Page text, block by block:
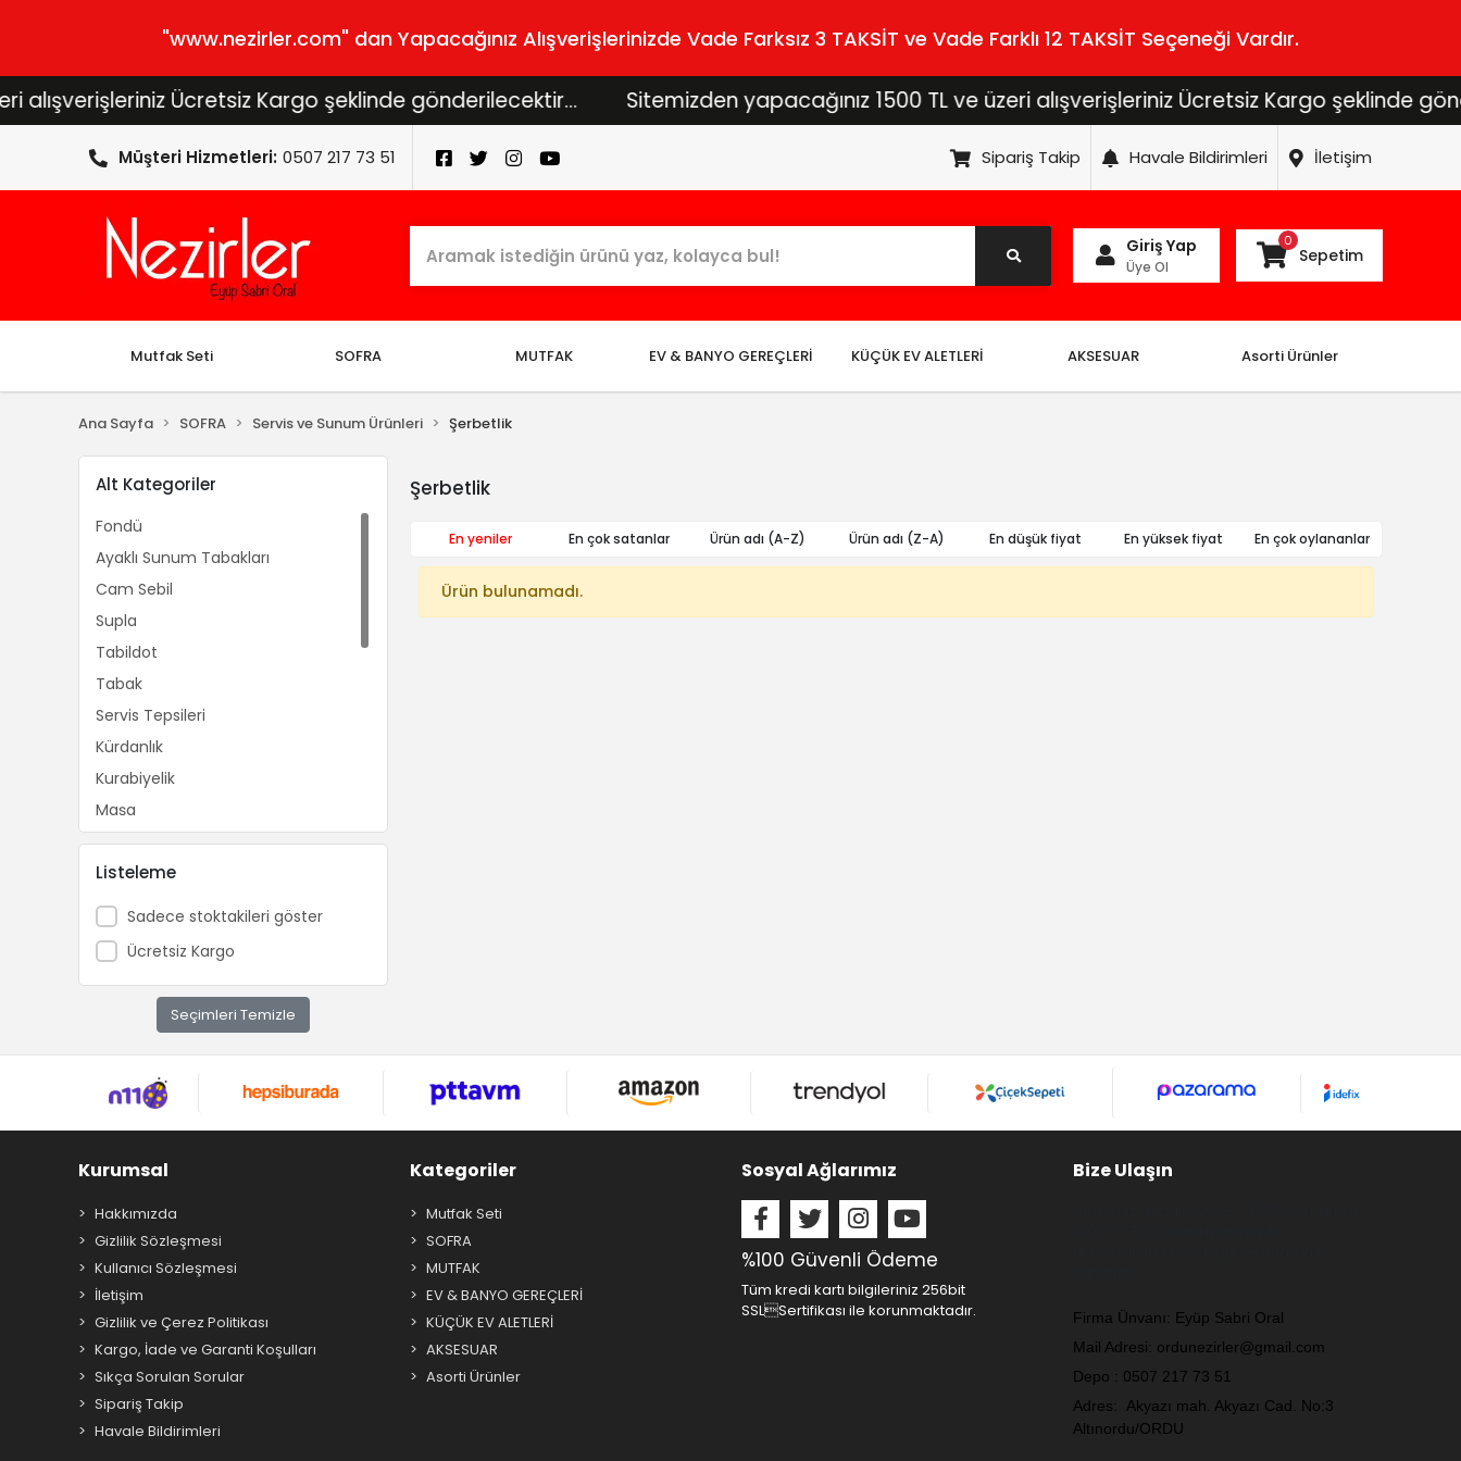
"www.nezirler.com" dan Yapacağınız Alışverişlerinizde Vade Farksız 3 TAKSİT ve Vade Farklı 12 TAKSİT Seçeneği Vardır.
Ücretsiz Kargo şeklinde gönderilecektir... Sitemizden yapacağınız 1500 TL ve üzeri alışverişleriniz Ücretsiz Kargo şeklinde
Müşteri Hizmetleri: 0507 217 73 51 Sipariş Takip Havale Bildirimleri İletişim
Giriş Yap
Üye Ol
0
Sepetim
Mutfak Seti SOFRA MUTFAK EV & BANYO GEREÇLERİ KÜÇÜK EV ALETLERİ AKSESUAR Asorti Ürünler
Ana Sayfa SOFRA Servis ve Sunum Ürünleri Şerbetlik
Alt Kategoriler
Fondü
Ayaklı Sunum Tabakları
Cam Sebil
Supla
Tabildot
Tabak
Servis Tepsileri
Kürdanlık
Kurabiyelik
Maşa
Kek Fanusu
Peçetelik
Lokumluk
Nihale
Peçetelik
Lokumluk
Kepçeler
Şerbetlik
Amerikan Servis & Runnerlar
Listeleme
Sadece stoktakileri göster
Ücretsiz Kargo
Seçimleri Temizle
Şerbetlik
En yeniler En çok satanlar Ürün adı (A-Z) Ürün adı (Z-A) En düşük fiyat En yüksek fiyat En çok oylananlar
Ürün bulunamadı.
Kurumsal
Hakkımızda
Gizlilik Sözleşmesi
Kullanıcı Sözleşmesi
İletişim
Gizlilik ve Çerez Politikası
Kargo, İade ve Garanti Koşulları
Sıkça Sorulan Sorular
Sipariş Takip
Havale Bildirimleri
Kategoriler
Mutfak Seti
SOFRA
MUTFAK
EV & BANYO GEREÇLERİ
KÜÇÜK EV ALETLERİ
AKSESUAR
Asorti Ürünler
Sosyal Ağlarımız
%100 Güvenli Ödeme
Tüm kredi kartı bilgileriniz 256bit
SSLSertifikası ile korunmaktadır.
Bize Ulaşın
Firma Ünvanı: Eyüp Sabri Oral
Mail Adresi: ordunezirler@gmail.com
Depo : 0507 217 73 51
Adres: Akyazı mah. Akyazı Cad. No:3
Altınordu/ORDU